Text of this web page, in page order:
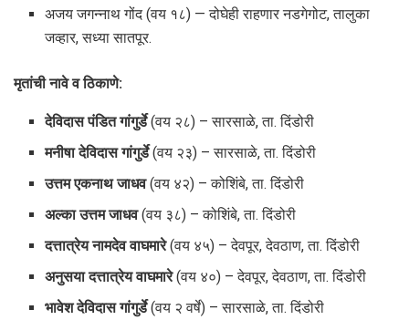
अजय जगन्नाथ गोंद (वय १८) — दोघेही राहणार नडगेगोट, तालुका
जव्हार, सध्या सातपूर.
मृतांची नावे व ठिकाणे:
देविदास पंडित गांगुर्डे(वय २८) – सारसाळे, ता. दिंडोरी
मनीषा देविदास गांगुर्डे(वय २३) – सारसाळे, ता. दिंडोरी
उत्तम एकनाथ जाधव(वय ४२) – कोशिंबे, ता. दिंडोरी
अल्का उत्तम जाधव(वय ३८) – कोशिंबे, ता. दिंडोरी
दत्तात्रेय नामदेव वाघमारे(वय ४५) – देवपूर, देवठाण, ता. दिंडोरी
अनुसया दत्तात्रेय वाघमारे(वय ४०) – देवपूर, देवठाण, ता. दिंडोरी
भावेश देविदास गांगुर्डे(वय २ वर्षे) – सारसाळे, ता. दिंडोरी